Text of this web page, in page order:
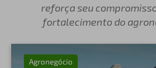
reforça seu
fortalecimento do
Agronegócio